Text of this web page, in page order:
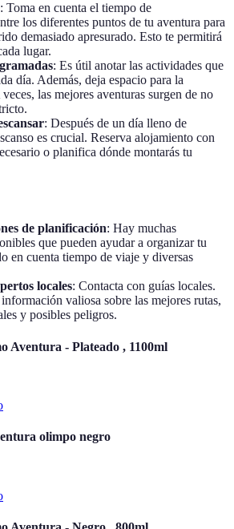
: Toma en cuenta el tiempo de
los diferentes puntos de tu aventura para
demasiado apresurado. Esto te permitirá
lugar.
: Es útil anotar las actividades que
día. Además, deja espacio para la
las mejores aventuras surgen de no
: Después de un día lleno de
es crucial. Reserva alojamiento con
o planifica dónde montarás tu
de planificación: Hay muchas
que pueden ayudar a organizar tu
en cuenta tiempo de viaje y diversas
locales: Contacta con guías locales.
valiosa sobre las mejores rutas,
y posibles peligros.
Aventura - Plateado , 1100ml
olimpo negro